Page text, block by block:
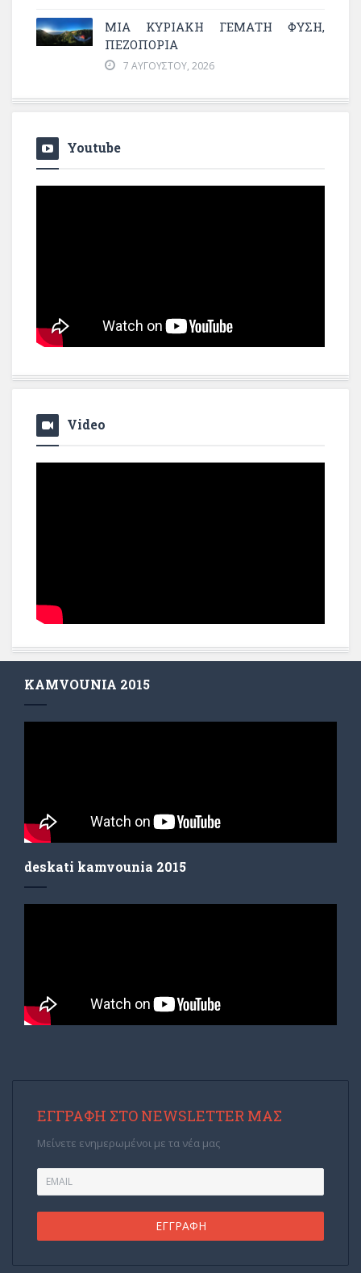
ΜΙΑ ΚΥΡΙΑΚΉ ΓΕΜΆΤΗ ΦΎΣΗ,
ΠΕΖΟΠΟΡΊΑ
7 ΑΥΓΟΎΣΤΟΥ, 2026
Youtube
Video
KAMVOUNIA 2015
deskati kamvounia 2015
ΕΓΓΡΑΦΉ ΣΤΟ NEWSLETTER ΜΑΣ
Μείνετε ενημερωμένοι με τα νέα μας